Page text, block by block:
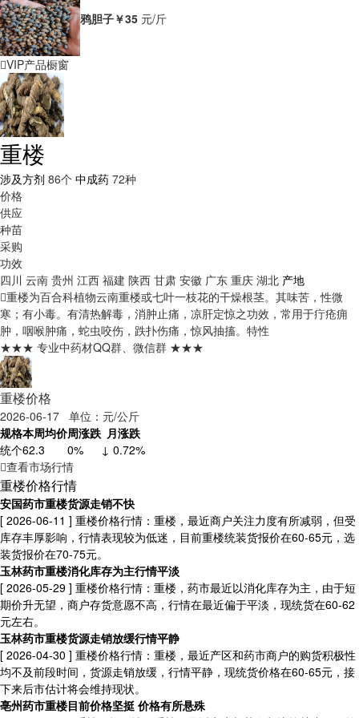
鸦胆子￥35 元/斤
VIP产品橱窗
重楼
涉及方剂 86个 中成药 72种
价格
供应
种苗
采购
功效
四川 云南 贵州 江西 福建 陕西 甘肃 安徽 广东 重庆 湖北 产地
重楼为百合科植物云南重楼或七叶一枝花的干燥根茎。其味苦，性微
寒；有小毒。有清热解毒，消肿止痛，凉肝定惊之功效，常用于疔疮痈
肿，咽喉肿痛，蛇虫咬伤，跌扑伤痛，惊风抽搐。 特性
★★★ 专业中药材QQ群、微信群 ★★★
重楼价格
2026-06-17 单位：元/公斤
规格本周均价周涨跌 月涨跌
统个62.3 0%
↓ 0.72%
查看市场行情
重楼价格行情
安国药市重楼货源走销不快
[ 2026-06-11 ] 重楼价格行情：重楼，最近商户关注力度有所减弱，但受
库存丰厚影响，行情表现较为低迷，目前重楼统装货报价在60-65元，选
装货报价在70-75元。
玉林药市重楼消化库存为主行情平淡
[ 2026-05-29 ] 重楼价格行情：重楼，药市最近以消化库存为主，由于短
期价升无望，商户存货意愿不高，行情在最近偏于平淡，现统货在60-62
元左右。
玉林药市重楼货源走销放缓行情平静
[ 2026-04-30 ] 重楼价格行情：重楼，最近产区和药市商户的购货积极性
均不及前段时间，货源走销放缓，行情平静，现统货价格在60-65元，接
下来后市估计将会维持现状。
亳州药市重楼目前价格坚挺 价格有所悬殊